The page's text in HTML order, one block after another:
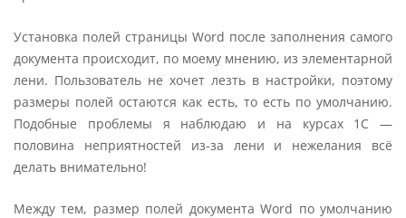
Установка полей страницы Word после заполнения самого
документа происходит, по моему мнению, из элементарной
лени. Пользователь не хочет лезть в настройки, поэтому
размеры полей остаются как есть, то есть по умолчанию.
Подобные проблемы я наблюдаю и на курсах 1С —
половина неприятностей из-за лени и нежелания всё
делать внимательно!
Между тем, размер полей документа Word по умолчанию